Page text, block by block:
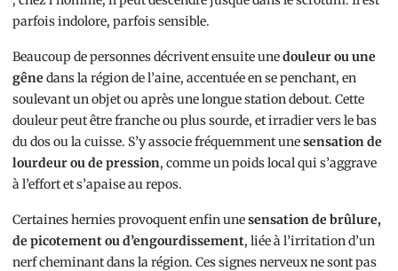
parfois indolore, parfois sensible.
Beaucoup de personnes décrivent ensuite unedouleur ou une
gêne dans la région de l’aine, accentuée en se penchant, en
soulevant un objet ou après une longue station debout. Cette
douleur peut être franche ou plus sourde, et irradier vers le bas
du dos ou la cuisse. S’y associe fréquemment unesensation de
lourdeur ou de pression, comme un poids local qui s’aggrave
à l’effort et s’apaise au repos.
Certaines hernies provoquent enfin unesensation de brûlure,
de picotement ou d’engourdissement, liée à l’irritation d’un
nerf cheminant dans la région. Ces signes nerveux ne sont pas